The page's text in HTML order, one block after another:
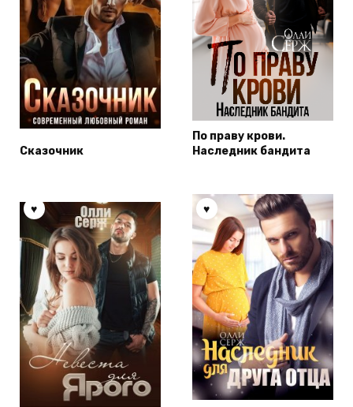
Сказочник
По праву крови.
Наследник бандита